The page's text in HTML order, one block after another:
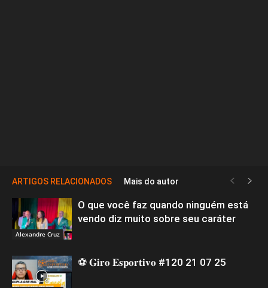
ARTIGOS RELACIONADOS Mais do autor
Alexandre Cruz
O que você faz quando ninguém está
vendo diz muito sobre seu caráter
⚽ 𝐆𝐢𝐫𝐨 𝐄𝐬𝐩𝐨𝐫𝐭𝐢𝐯𝐨 #120 21 07 25